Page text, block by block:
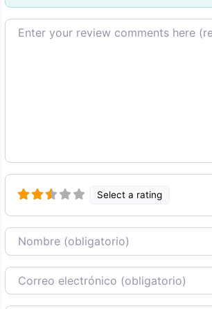
Texto de la reseña
Select a rating
Nombre
Correo Electronico